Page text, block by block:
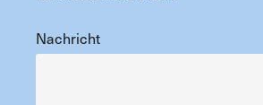
Nachricht